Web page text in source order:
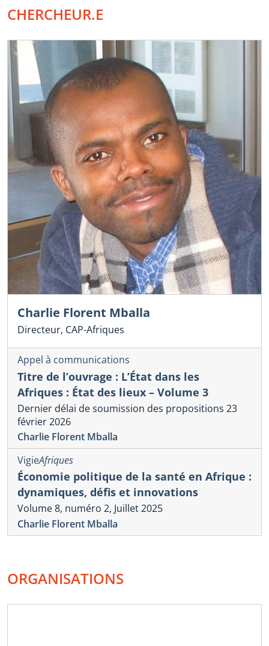
CHERCHEUR.E
Charlie Florent Mballa
Directeur, CAP-Afriques
Appel à communications
Titre de l’ouvrage : L’État dans les
Afriques : État des lieux – Volume 3
Dernier délai de soumission des propositions 23
février 2026
Charlie Florent Mballa
VigieAfriques
Économie politique de la santé en Afrique :
dynamiques, défis et innovations
Volume 8, numéro 2, Juillet 2025
Charlie Florent Mballa
ORGANISATIONS